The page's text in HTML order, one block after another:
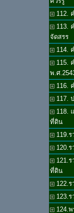
112.
113.
จัดสรร
114.
115.
พ.ศ
116.
117.
118.
ที่ดิน
119.
120.
121.
ที่ดิน
122.
123.
124.